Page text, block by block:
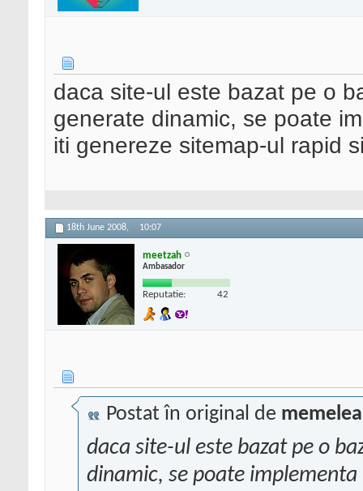
daca site-ul este bazat pe o
generate dinamic, se poate
iti genereze sitemap-ul rapid
18th June 2008, 10:07
meetzah
Ambasador
Reputatie: 42
Postat în original de memelea
daca site-ul este bazat pe o
dinamic, se poate